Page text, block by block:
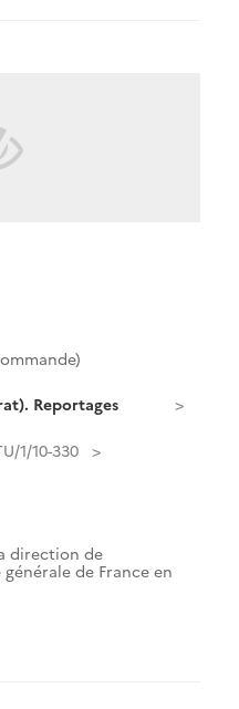
Reportages
1/10-330
direction de
de France en